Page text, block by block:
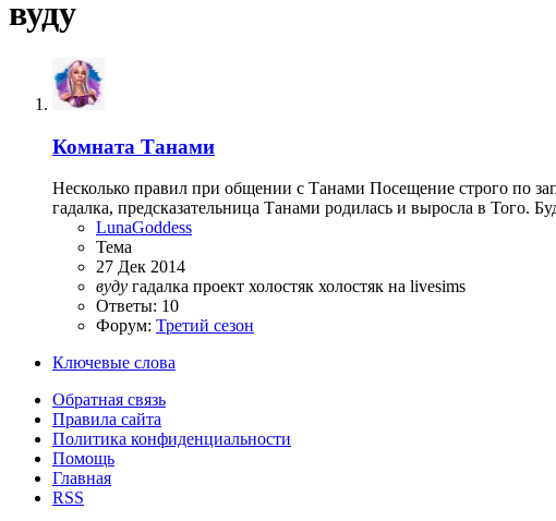
вуду
Комната Танами
Несколько правил при общении с Танами Посещение строго по
гадалка, предсказательница Танами родилась и выросла в Того.
LunaGoddess
Тема
27 Дек 2014
вуду гадалка проект холостяк холостяк на livesims
Ответы: 10
Форум: Третий сезон
Ключевые слова
Обратная связь
Правила сайта
Политика конфиденциальности
Помощь
Главная
RSS